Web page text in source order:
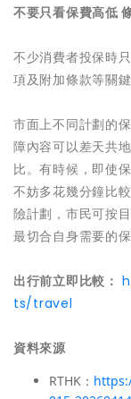
不要只看保費高低
不少消費者投保時
項及附加條款等關
市面上不同計劃的
障內容可以差天共
比。有時候，即使
不妨多花幾分鐘比
險計劃，市民可按
最切合自身需要的保
出行前立即比較：
ts/travel
資料來源
RTHK：